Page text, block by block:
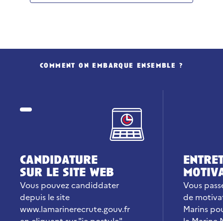
comment on embarque ensemble ?
candidature
sur le site web
Vous pouvez candiddater
depuis le site
www.lamarinerecrute.gouv.fr
Vous
de
Marins